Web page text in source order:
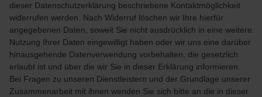
dieser Datenschutzerklärung beschriebene Kontaktmöglichkeit
widerrufen werden. Nach Widerruf löschen wir Ihre hierfür
angegebenen Daten, soweit Sie nicht ausdrücklich in eine weitere
Nutzung Ihrer Daten eingewilligt haben oder wir uns eine darüber
hinausgehende Datenverwendung vorbehalten, die gesetzlich
erlaubt ist und über die wir Sie in dieser Erklärung informieren.
Bei Fragen zu unseren Dienstleistern und der Grundlage unserer
Zusammenarbeit mit ihnen wenden Sie sich bitte an die in dieser